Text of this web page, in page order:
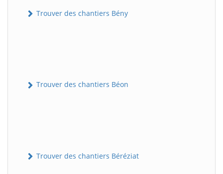
Trouver des chantiers Bény
Trouver des chantiers Béon
Trouver des chantiers Béréziat